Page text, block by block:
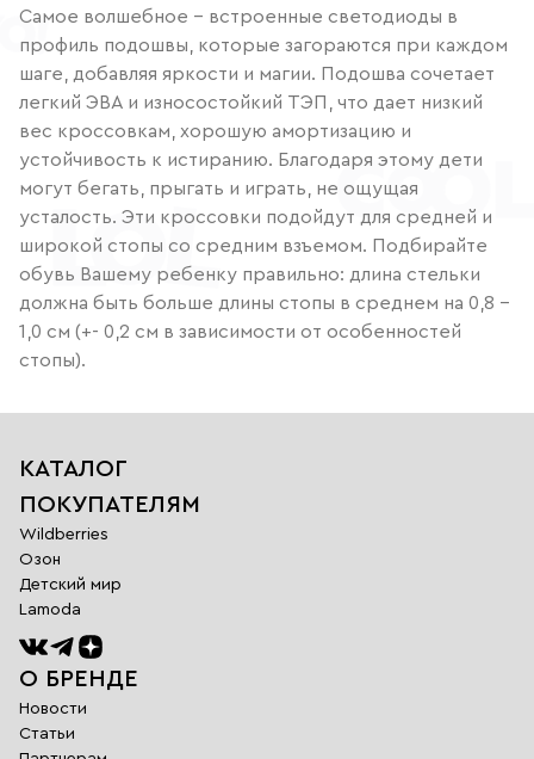
Самое волшебное – встроенные светодиоды в
профиль подошвы, которые загораются при каждом
шаге, добавляя яркости и магии. Подошва сочетает
легкий ЭВА и износостойкий ТЭП, что дает низкий
вес кроссовкам, хорошую амортизацию и
устойчивость к истиранию. Благодаря этому дети
могут бегать, прыгать и играть, не ощущая
усталость. Эти кроссовки подойдут для средней и
широкой стопы со средним взъемом. Подбирайте
обувь Вашему ребенку правильно: длина стельки
должна быть больше длины стопы в среднем на 0,8 –
1,0 см (+- 0,2 см в зависимости от особенностей
стопы).
КАТАЛОГ
ПОКУПАТЕЛЯМ
Wildberries
Озон
Детский мир
Lamoda
О БРЕНДЕ
Новости
Статьи